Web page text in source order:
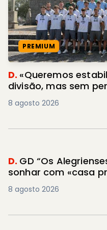
PREMIUM
D. «Queremos
divisão, mas sem
8 agosto 2026
D. GD “Os
sonhar com «casa
8 agosto 2026